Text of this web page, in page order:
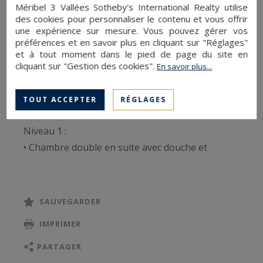
chambres doubles, un dortoir en suite avec lit
superposé (2 couchages), une salle de bain
supplémentaire, une cuisine ouverte sur la salle
à manger, un salon cathédrale avec grande
une place de parking extérieure.
Niveau 1 :
• Chambre double en suite avec douche et
couchages), douche et rangements
• Salon avec cheminée à bois
• Terrasse de 50 m² exposée sud
SAUVEGARDER
IMPRIMER
PARTAGER
Méribel 3 Vallées Sotheby's International Realty utilise
des cookies pour personnaliser le contenu et vous offrir
une expérience sur mesure. Vous pouvez gérer vos
préférences et en savoir plus en cliquant sur "Réglages"
et à tout moment dans le pied de page du site en
cliquant sur "Gestion des cookies".En savoir plus...
TOUT ACCEPTER RÉGLAGES